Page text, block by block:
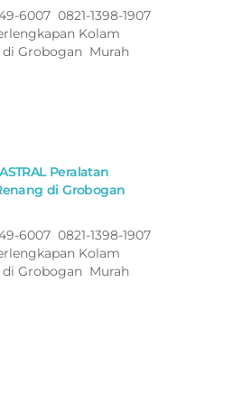
6007 0821-1398-1907
Kolam
di Grobogan Murah
Peralatan
di Grobogan
6007 0821-1398-1907
Kolam
di Grobogan Murah